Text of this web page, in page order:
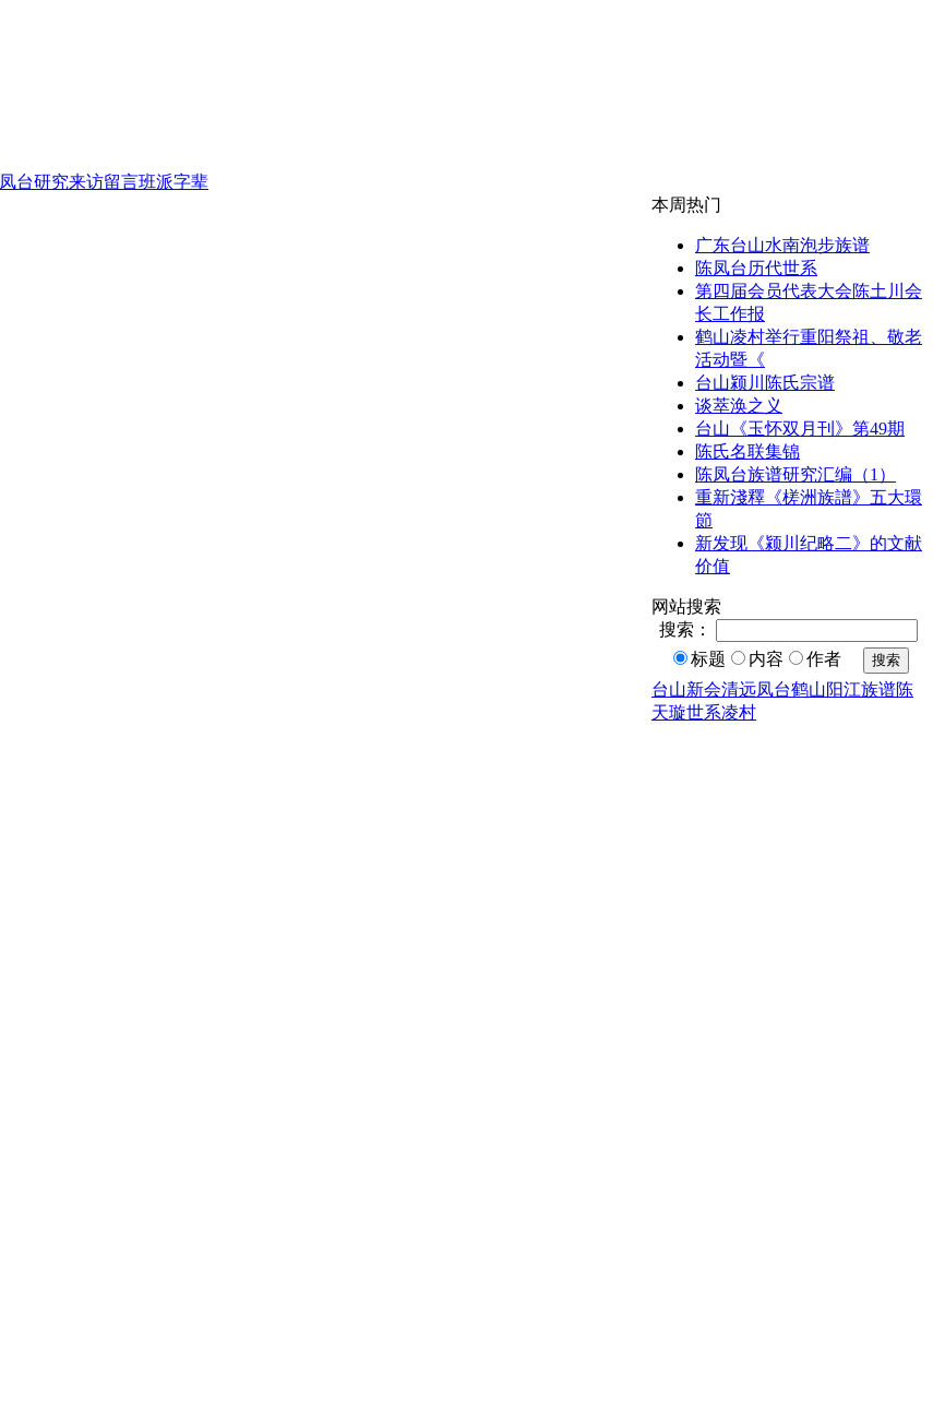
凤台研究来访留言班派字辈
本周热门
广东台山水南泡步族谱
陈凤台历代世系
第四届会员代表大会陈土川会
长工作报
鹤山凌村举行重阳祭祖、敬老
活动暨《
台山颍川陈氏宗谱
谈萃涣之义
台山《玉怀双月刊》第49期
陈氏名联集锦
陈凤台族谱研究汇编（1）
重新淺釋《槎洲族譜》五大環
節
新发现《颍川纪略二》的文献
价值
网站搜索
搜索：
标题
内容 作者 搜索
台山新会清远凤台鹤山阳江族谱陈
天璇世系凌村